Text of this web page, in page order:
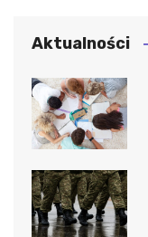
Aktualności